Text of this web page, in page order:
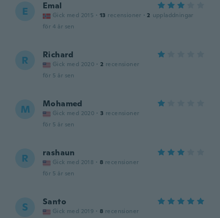
E Emal
Gick med 2015 · 13 recensioner · 2 uppladdningar
för 4 år sen
R Richard
Gick med 2020 · 2 recensioner
för 5 år sen
M Mohamed
Gick med 2020 · 3 recensioner
för 5 år sen
R rashaun
Gick med 2018 · 8 recensioner
för 5 år sen
S Santo
Gick med 2019 · 8 recensioner